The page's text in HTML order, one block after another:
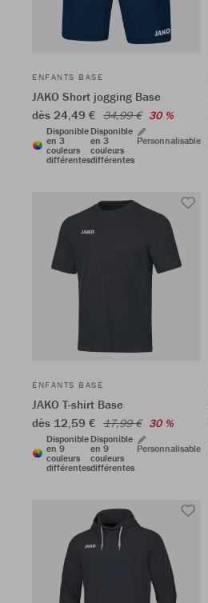
ENFANTS BASE
JAKO Short jogging Base
dès 24,49 € 34,99 € 30 %
Disponible
en 3
couleurs
différentes
Disponible
en 3
couleurs
différentes
Personnalisable
ENFANTS BASE
JAKO T-shirt Base
dès 12,59 € 17,99 € 30 %
Disponible
en 9
couleurs
différentes
Disponible
en 9
couleurs
différentes
Personnalisable